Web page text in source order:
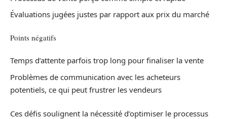
Évaluations jugées justes par rapport aux prix du marché
Points négatifs
Temps d’attente parfois trop long pour finaliser la vente
Problèmes de communication avec les acheteurs
potentiels, ce qui peut frustrer les vendeurs
Ces défis soulignent la nécessité d’optimiser le processus